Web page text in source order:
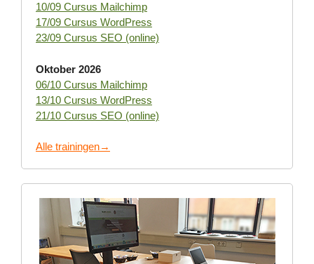
10/09 Cursus Mailchimp
17/09 Cursus WordPress
23/09 Cursus SEO (online)
Oktober 2026
06/10 Cursus Mailchimp
13/10 Cursus WordPress
21/10 Cursus SEO (online)
Alle trainingen→